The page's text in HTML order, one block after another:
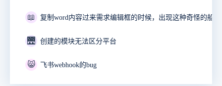
📖
🌉 创建的模块无法区分平台
😸 飞书webhook的bug